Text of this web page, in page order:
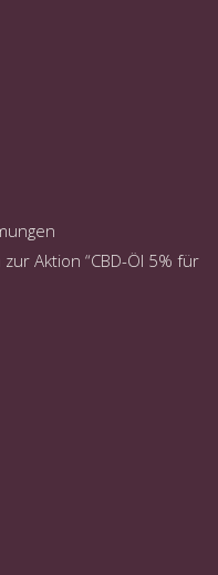
Aktion “CBD-Öl 5% für